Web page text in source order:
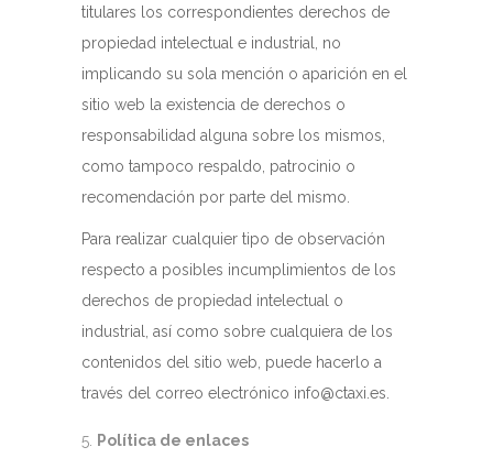
titulares los correspondientes derechos de
propiedad intelectual e industrial, no
implicando su sola mención o aparición en el
sitio web la existencia de derechos o
responsabilidad alguna sobre los mismos,
como tampoco respaldo, patrocinio o
recomendación por parte del mismo.
Para realizar cualquier tipo de observación
respecto a posibles incumplimientos de los
derechos de propiedad intelectual o
industrial, así como sobre cualquiera de los
contenidos del sitio web, puede hacerlo a
través del correo electrónico info@ctaxi.es.
Política de enlaces